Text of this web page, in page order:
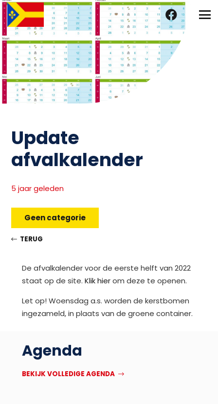
Update
afvalkalender
5 jaar geleden
Geen categorie
TERUG
De afvalkalender voor de eerste helft van 2022
staat op de site. Klik hierom deze te openen.
Let op! Woensdag a.s. worden de kerstbomen
ingezameld, in plaats van de groene container.
Agenda
BEKIJK VOLLEDIGE AGENDA